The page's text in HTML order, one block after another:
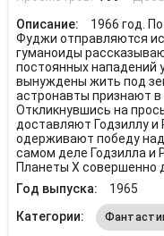
Описание:
1966 год.
Фуджи отправляются
гуманоиды
постоянных нападений
вынуждены жить под
астронавты признают в
Откликнувшись на
доставляют Годзиллу и
одерживают победу
самом деле Годзилла и
Планеты X совершенно
Год выпуска:
1965
Категории: